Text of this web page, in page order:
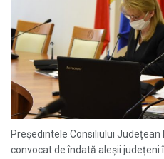
Președintele Consiliului
convocat de îndată aleșii județeni